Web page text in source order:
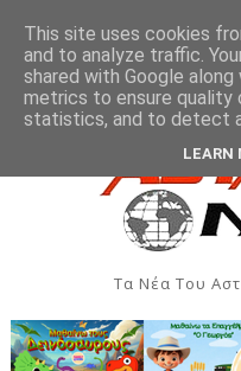
2026 ΑΣΤΑΚΌΣ Όρθρος
Τα Νέα Του
This site uses cookies
and to analyze traffic.
shared with Google
metrics to ensure quality
statistics, and to detect
LEARN